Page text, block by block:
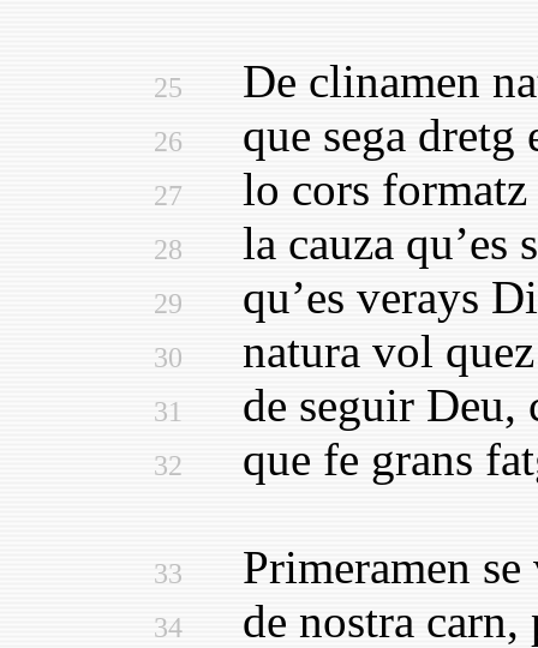
25 De clinamen
26 que sega dretg
27 lo cors formatz
28 la cauza qu’es
29 qu’es verays
30 natura vol quez
31 de seguir Deu,
32 que fe grans
33 Primeramen se
34 de nostra carn,